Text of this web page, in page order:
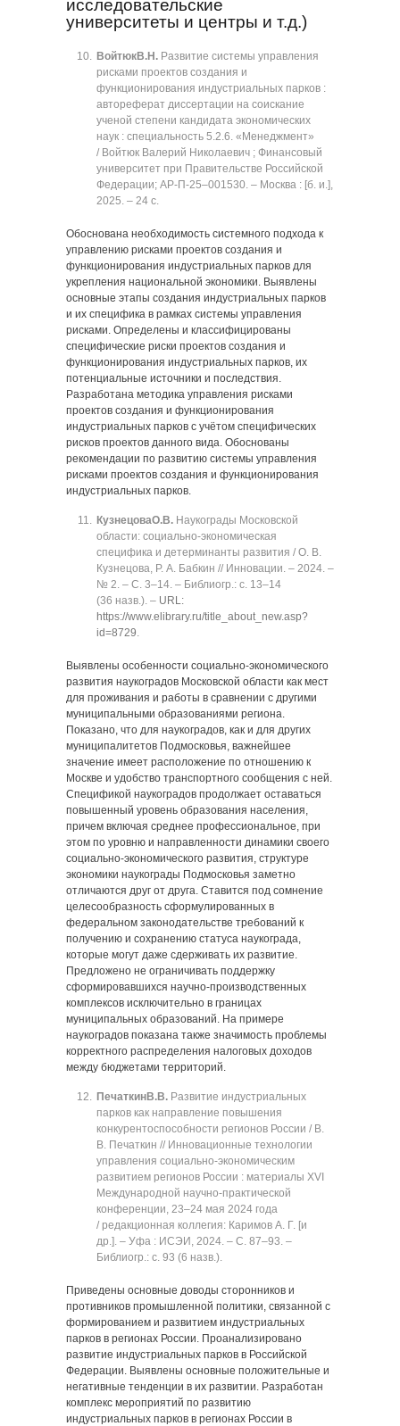
исследовательские
университеты и центры и т.д.)
ВойтюкВ.Н. Развитие системы управления
рисками проектов создания и
функционирования индустриальных парков :
автореферат диссертации на соискание
ученой степени кандидата экономических
наук : специальность 5.2.6. «Менеджмент»
/ Войтюк Валерий Николаевич ; Финансовый
университет при Правительстве Российской
Федерации; АР-П-25‒001530. ‒ Москва : [б. и.],
2025. ‒ 24 с.
Обоснована необходимость системного подхода к
управлению рисками проектов создания и
функционирования индустриальных парков для
укрепления национальной экономики. Выявлены
основные этапы создания индустриальных парков
и их специфика в рамках системы управления
рисками. Определены и классифицированы
специфические риски проектов создания и
функционирования индустриальных парков, их
потенциальные источники и последствия.
Разработана методика управления рисками
проектов создания и функционирования
индустриальных парков с учётом специфических
рисков проектов данного вида. Обоснованы
рекомендации по развитию системы управления
рисками проектов создания и функционирования
индустриальных парков.
КузнецоваО.В. Наукограды Московской
области: социально-экономическая
специфика и детерминанты развития / О. В.
Кузнецова, Р. А. Бабкин // Инновации. ‒ 2024. ‒
№ 2. ‒ C. 3‒14. ‒ Библиогр.: с. 13‒14
(36 назв.). ‒ URL:
https://www.elibrary.ru/title_about_new.asp?
id=8729.
Выявлены особенности социально-экономического
развития наукоградов Московской области как мест
для проживания и работы в сравнении с другими
муниципальными образованиями региона.
Показано, что для наукоградов, как и для других
муниципалитетов Подмосковья, важнейшее
значение имеет расположение по отношению к
Москве и удобство транспортного сообщения с ней.
Спецификой наукоградов продолжает оставаться
повышенный уровень образования населения,
причем включая среднее профессиональное, при
этом по уровню и направленности динамики своего
социально-экономического развития, структуре
экономики наукограды Подмосковья заметно
отличаются друг от друга. Ставится под сомнение
целесообразность сформулированных в
федеральном законодательстве требований к
получению и сохранению статуса наукограда,
которые могут даже сдерживать их развитие.
Предложено не ограничивать поддержку
сформировавшихся научно-производственных
комплексов исключительно в границах
муниципальных образований. На примере
наукоградов показана также значимость проблемы
корректного распределения налоговых доходов
между бюджетами территорий.
ПечаткинВ.В. Развитие индустриальных
парков как направление повышения
конкурентоспособности регионов России / В.
В. Печаткин // Инновационные технологии
управления социально-экономическим
развитием регионов России : материалы XVI
Международной научно-практической
конференции, 23‒24 мая 2024 года
/ редакционная коллегия: Каримов А. Г. [и
др.]. ‒ Уфа : ИСЭИ, 2024. ‒ C. 87‒93. ‒
Библиогр.: с. 93 (6 назв.).
Приведены основные доводы сторонников и
противников промышленной политики, связанной с
формированием и развитием индустриальных
парков в регионах России. Проанализировано
развитие индустриальных парков в Российской
Федерации. Выявлены основные положительные и
негативные тенденции в их развитии. Разработан
комплекс мероприятий по развитию
индустриальных парков в регионах России в